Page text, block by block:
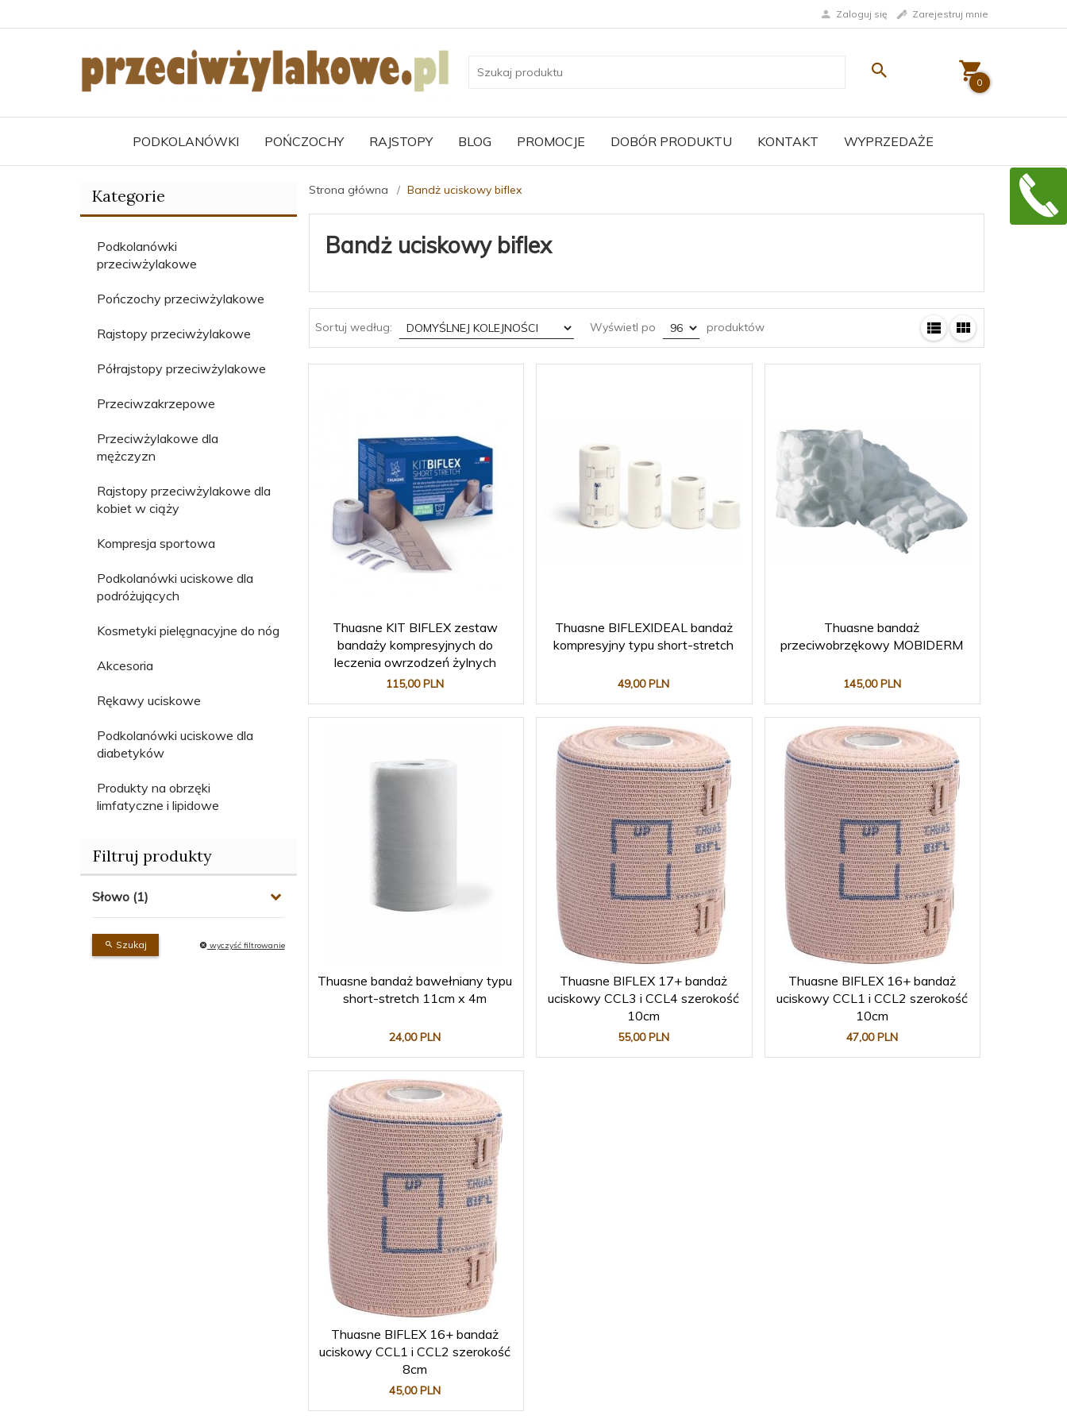
Zaloguj się Zarejestruj mnie
0
PODKOLANÓWKI POŃCZOCHY RAJSTOPY BLOG PROMOCJE DOBÓR PRODUKTU KONTAKT WYPRZEDAŻE
Kategorie
Podkolanówki
przeciwżylakowe
Pończochy przeciwżylakowe
Rajstopy przeciwżylakowe
Półrajstopy przeciwżylakowe
Przeciwzakrzepowe
Przeciwżylakowe dla
mężczyzn
Rajstopy przeciwżylakowe dla
kobiet w ciąży
Kompresja sportowa
Podkolanówki uciskowe dla
podróżujących
Kosmetyki pielęgnacyjne do nóg
Akcesoria
Rękawy uciskowe
Podkolanówki uciskowe dla
diabetyków
Produkty na obrzęki
limfatyczne i lipidowe
Filtruj produkty
Słowo
Szukaj wyczyść filtrowanie
Strona główna Bandż uciskowy biflex
Bandż uciskowy biflex
Sortuj według: sort Wyświetl po pop produktów
Thuasne KIT BIFLEX zestaw
bandaży kompresyjnych do
leczenia owrzodzeń żylnych
115,00 PLN
Thuasne BIFLEXIDEAL bandaż
kompresyjny typu short-stretch
49,00 PLN
Thuasne bandaż
przeciwobrzękowy MOBIDERM
145,00 PLN
Thuasne bandaż bawełniany typu
short-stretch 11cm x 4m
24,00 PLN
Thuasne BIFLEX 17+ bandaż
uciskowy CCL3 i CCL4 szerokość
10cm
55,00 PLN
Thuasne BIFLEX 16+ bandaż
uciskowy CCL1 i CCL2 szerokość
10cm
47,00 PLN
Thuasne BIFLEX 16+ bandaż
uciskowy CCL1 i CCL2 szerokość
8cm
45,00 PLN